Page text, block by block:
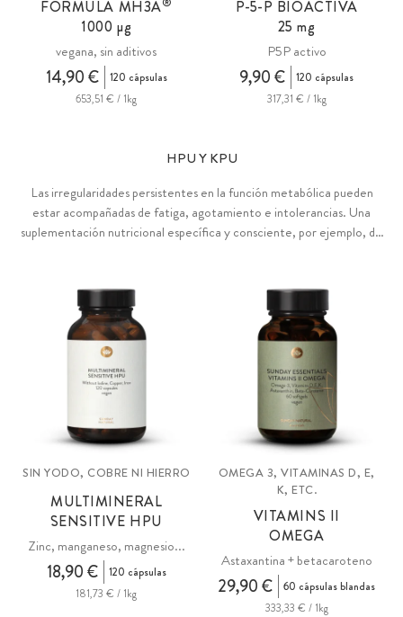
FÓRMULA MH3A
1000 µg
vegana, sin aditivos
14,90 €
120 cápsulas
653,51 € / 1kg
P-5-P BIOACTIVA
25 mg
P5P activo
9,90 €
120 cápsulas
317,31 € / 1kg
HPU Y KPU
Las irregularidades persistentes en la función metabólica pueden
estar acompañadas de fatiga, agotamiento e intolerancias. Una
suplementación nutricional específica y consciente, por ejemplo, de
sistema nervioso, la psique y la actividad hormonal, el zinc favorece el
metabolismo de las grasas y los carbohidratos, así como a proteger
las células frente al estrés oxidativo, mientras que el manganeso
desempeña un papel importante en el metabolismo energético.
SIN YODO, COBRE NI HIERRO
MULTIMINERAL
SENSITIVE HPU
Zinc, manganeso, magnesio...
18,90 €
120 cápsulas
181,73 € / 1kg
OMEGA 3, VITAMINAS D, E,
K, ETC.
VITAMINS II
OMEGA
Astaxantina + betacaroteno
29,90 €
60 cápsulas blandas
333,33 € / 1kg